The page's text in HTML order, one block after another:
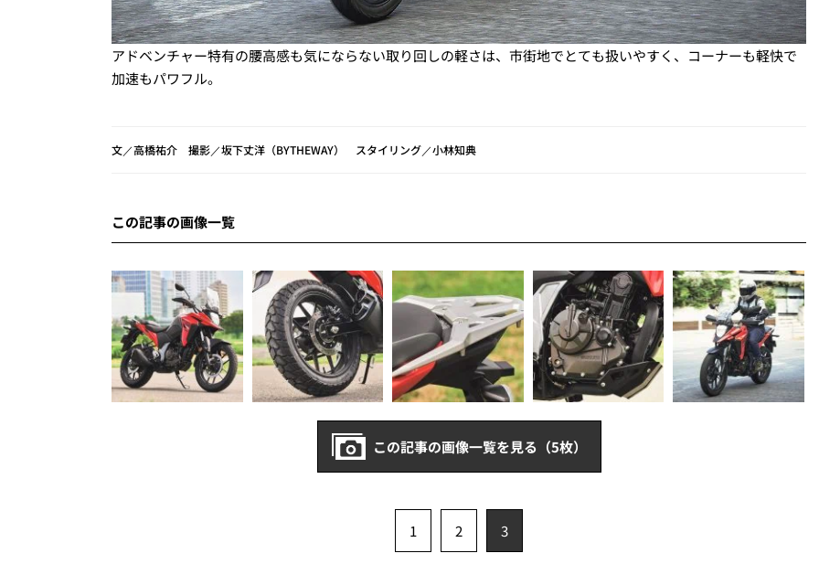
アドベンチャー特有の腰高感も気にならない取り回しの軽さは、市街地でとても扱いやすく、コーナーも軽快で
加速もパワフル。
文／高橋祐介 撮影／坂下丈洋（BYTHEWAY） スタイリング／小林知典
この記事の画像一覧
この記事の画像一覧を見る（5枚）
1 2 3